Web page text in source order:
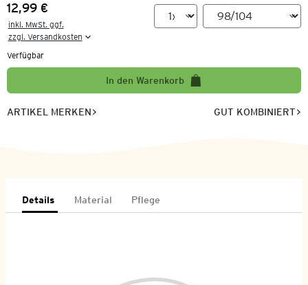
Preis:
12,99 €
inkl. MwSt. ggf.
zzgl. Versandkosten
Verfügbar
In den Warenkorb
ARTIKEL MERKEN GUT KOMBINIERT
Details Material Pflege